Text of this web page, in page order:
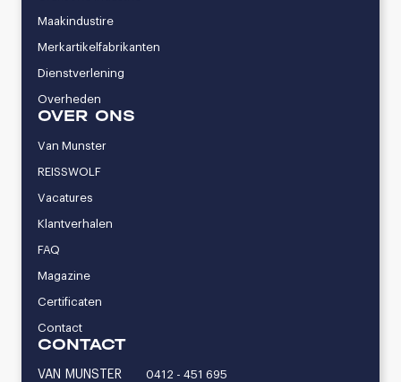
Maakindustire
Merkartikelfabrikanten
Dienstverlening
Overheden
OVER ONS
Van Munster
REISSWOLF
Vacatures
Klantverhalen
FAQ
Magazine
Certificaten
Contact
CONTACT
VAN MUNSTER
0412 - 451 695